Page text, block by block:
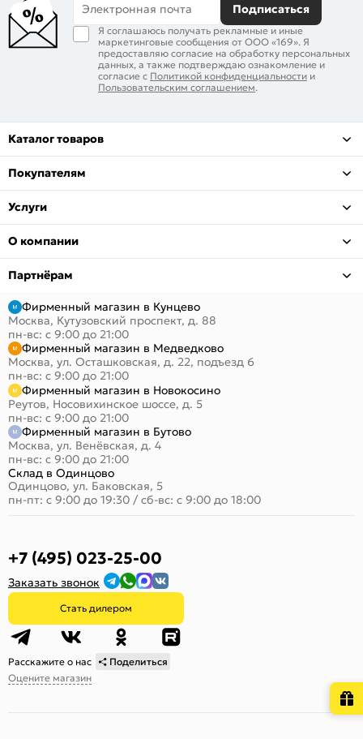
Электронная почта Подписаться
Я соглашаюсь получать рекламные и иные
маркетинговые сообщения от ООО «169». Я
предоставляю согласие на обработку персональных
данных, а также подтверждаю ознакомление и
согласие с Политикой конфиденциальности и
Пользовательским соглашением.
Каталог товаров
Покупателям
Услуги
О компании
Партнёрам
Фирменный магазин в Кунцево
Москва, Кутузовский проспект, д. 88
пн-вс: с 9:00 до 21:00
Фирменный магазин в Медведково
Москва, ул. Осташковская, д. 22, подъезд 6
пн-вс: с 9:00 до 21:00
Фирменный магазин в Новокосино
Реутов, Носовихинское шоссе, д. 5
пн-вс: с 9:00 до 21:00
Фирменный магазин в Бутово
Москва, ул. Венёвская, д. 4
пн-вс: с 9:00 до 21:00
Склад в Одинцово
Одинцово, ул. Баковская, 5
пн-пт: с 9:00 до 19:30 / сб-вс: с 9:00 до 18:00
+7 (495) 023-25-00
Заказать звонок
Стать дилером
Расскажите о нас
Поделиться
Оцените магазин